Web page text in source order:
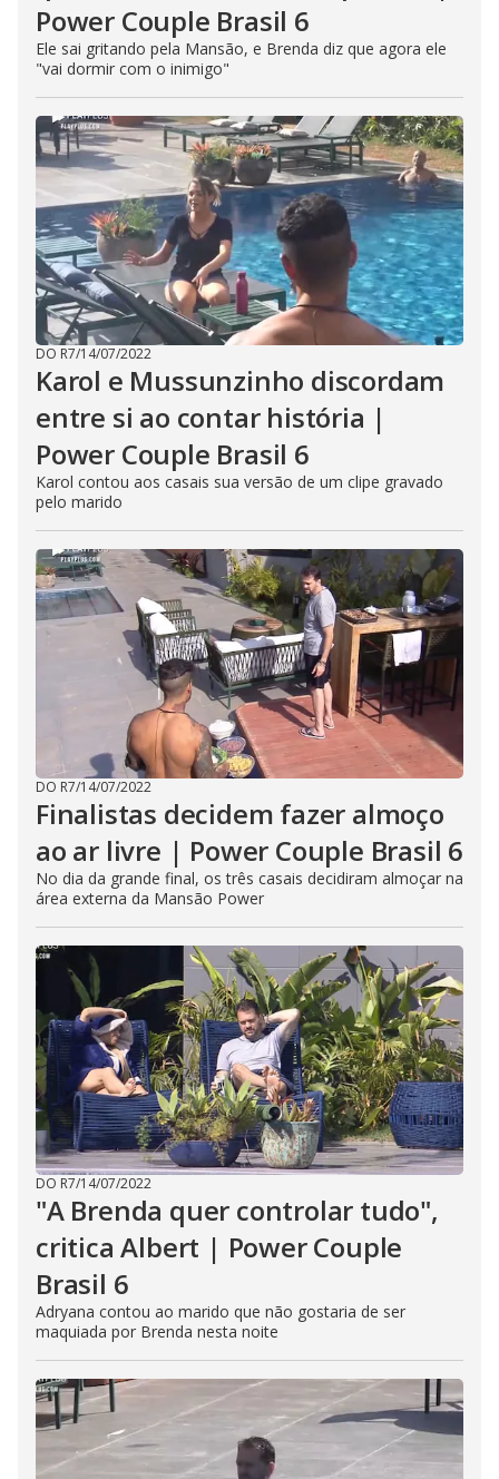
Power Couple Brasil 6
Ele sai gritando pela Mansão, e Brenda diz que agora ele
"vai dormir com o inimigo"
DO R7/14/07/2022
Karol e Mussunzinho discordam
entre si ao contar história |
Power Couple Brasil 6
Karol contou aos casais sua versão de um clipe gravado
pelo marido
DO R7/14/07/2022
Finalistas decidem fazer almoço
ao ar livre | Power Couple Brasil 6
No dia da grande final, os três casais decidiram almoçar na
área externa da Mansão Power
DO R7/14/07/2022
"A Brenda quer controlar tudo",
critica Albert | Power Couple
Brasil 6
Adryana contou ao marido que não gostaria de ser
maquiada por Brenda nesta noite